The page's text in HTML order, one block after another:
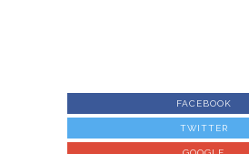
FACEBOOK
TWITTER